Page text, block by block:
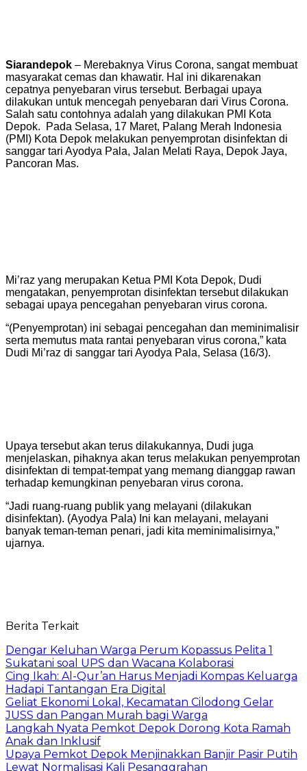
Siarandepok – Merebaknya Virus Corona, sangat membuat
masyarakat cemas dan khawatir. Hal ini dikarenakan
cepatnya penyebaran virus tersebut. Berbagai upaya
dilakukan untuk mencegah penyebaran dari Virus Corona.
Salah satu contohnya adalah yang dilakukan PMI Kota
Depok. Pada Selasa, 17 Maret, Palang Merah Indonesia
(PMI) Kota Depok melakukan penyemprotan disinfektan di
sanggar tari Ayodya Pala, Jalan Melati Raya, Depok Jaya,
Pancoran Mas.
Mi’raz yang merupakan Ketua PMI Kota Depok, Dudi
mengatakan, penyemprotan disinfektan tersebut dilakukan
sebagai upaya pencegahan penyebaran virus corona.
“(Penyemprotan) ini sebagai pencegahan dan meminimalisir
serta memutus mata rantai penyebaran virus corona,” kata
Dudi Mi’raz di sanggar tari Ayodya Pala, Selasa (16/3).
Upaya tersebut akan terus dilakukannya, Dudi juga
menjelaskan, pihaknya akan terus melakukan penyemprotan
disinfektan di tempat-tempat yang memang dianggap rawan
terhadap kemungkinan penyebaran virus corona.
“Jadi ruang-ruang publik yang melayani (dilakukan
disinfektan). (Ayodya Pala) Ini kan melayani, melayani
banyak teman-teman penari, jadi kita meminimalisirnya,”
ujarnya.
Berita Terkait
Dengar Keluhan Warga Perum Kopassus Pelita 1
Sukatani soal UPS dan Wacana Kolaborasi
Cing Ikah: Al-Qur’an Harus Menjadi Kompas Keluarga
Hadapi Tantangan Era Digital
Geliat Ekonomi Lokal, Kecamatan Cilodong Gelar
JUSS dan Pangan Murah bagi Warga
Langkah Nyata Pemkot Depok Dorong Kota Ramah
Anak dan Inklusif
Upaya Pemkot Depok Menjinakkan Banjir Pasir Putih
Lewat Normalisasi Kali Pesanggrahan